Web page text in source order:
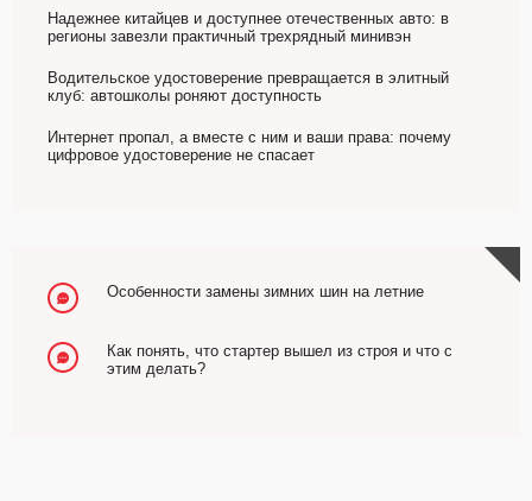
Надежнее китайцев и доступнее отечественных авто: в
регионы завезли практичный трехрядный минивэн
Водительское удостоверение превращается в элитный
клуб: автошколы роняют доступность
Интернет пропал, а вместе с ним и ваши права: почему
цифровое удостоверение не спасает
Особенности замены зимних шин на летние
Как понять, что стартер вышел из строя и что с
этим делать?